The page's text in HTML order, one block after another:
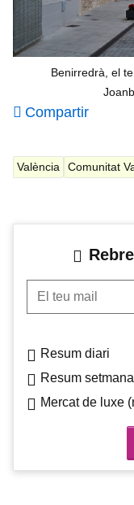
Benirredrà, el
Compartir
València Comunitat
El teu mail
Resum diari
Resum setmanal
Mercat de luxe